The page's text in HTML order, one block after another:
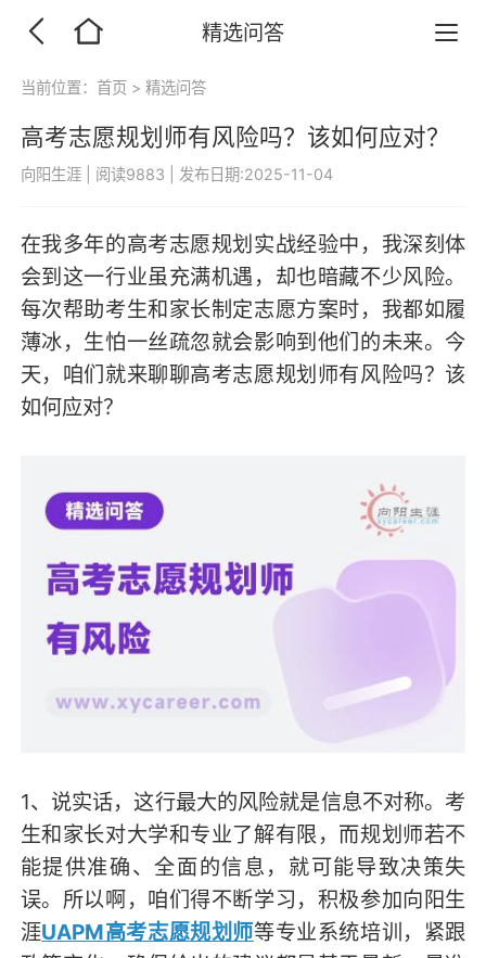
精选问答
当前位置：首页 > 精选问答
高考志愿规划师有风险吗？该如何应对？
向阳生涯 阅读9883 发布日期:2025-11-04
在我多年的高考志愿规划实战经验中，我深刻体
会到这一行业虽充满机遇，却也暗藏不少风险。
每次帮助考生和家长制定志愿方案时，我都如履
薄冰，生怕一丝疏忽就会影响到他们的未来。今
天，咱们就来聊聊高考志愿规划师有风险吗？该
如何应对？
1、说实话，这行最大的风险就是信息不对称。考
生和家长对大学和专业了解有限，而规划师若不
能提供准确、全面的信息，就可能导致决策失
误。所以啊，咱们得不断学习，积极参加向阳生
涯UAPM高考志愿规划师等专业系统培训，紧跟